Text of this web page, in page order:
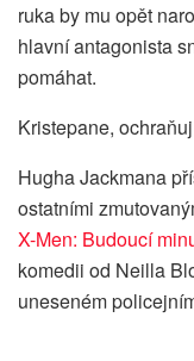
ruka by mu opět
hlavní antagonista
pomáhat.
Kristepane,
Hugha Jackmana
ostatními
X-Men: Budoucí
komedii od Neilla
uneseném